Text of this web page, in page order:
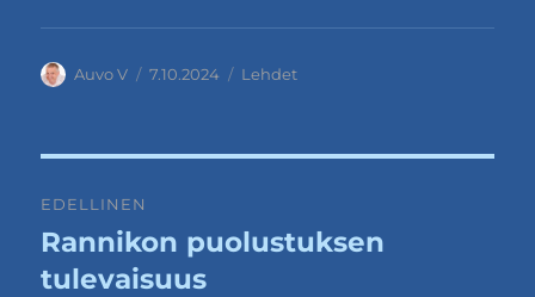
Kirjoittaja
Auvo V Julkaistu
7.10.2024 Kategoriat
Lehdet
selaus
EDELLINEN
Edellinen
artikkeli:
Rannikon puolustuksen
tulevaisuus